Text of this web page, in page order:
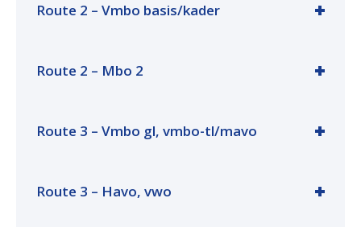
Route 2 – Vmbo basis/kader
Route 2 – Mbo 2
Route 3 – Vmbo gl, vmbo-tl/mavo
Route 3 – Havo, vwo